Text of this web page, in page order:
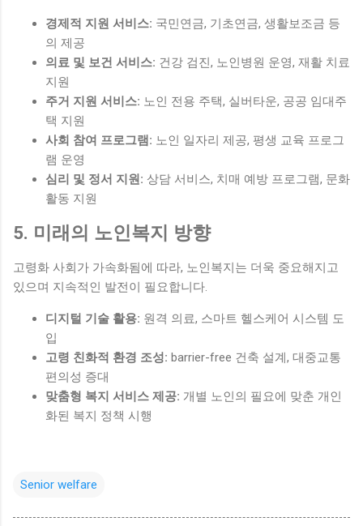
경제적 지원 서비스: 국민연금, 기초연금, 생활보조금 등
의 제공
의료 및 보건 서비스: 건강 검진, 노인병원 운영, 재활 치료
지원
주거 지원 서비스: 노인 전용 주택, 실버타운, 공공 임대주
택 지원
사회 참여 프로그램: 노인 일자리 제공, 평생 교육 프로그
램 운영
심리 및 정서 지원: 상담 서비스, 치매 예방 프로그램, 문화
활동 지원
5. 미래의 노인복지 방향
고령화 사회가 가속화됨에 따라, 노인복지는 더욱 중요해지고
있으며 지속적인 발전이 필요합니다.
디지털 기술 활용: 원격 의료, 스마트 헬스케어 시스템 도
입
고령 친화적 환경 조성: barrier-free 건축 설계, 대중교통
편의성 증대
맞춤형 복지 서비스 제공: 개별 노인의 필요에 맞춘 개인
화된 복지 정책 시행
Senior welfare